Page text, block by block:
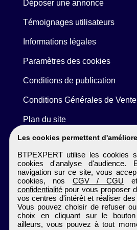
Les cookies permettent
BTPEXPERT utilise les cookies
cookies d'analyse d'audience.
navigation sur ce site, vous
cookies, nos CGV / CGU
confidentialitépour vous proposer
vos centres d'intérêt et réaliser
Vous pouvez choisir de refuser
choix en cliquant sur le bouton
ailleurs, vous pouvez à tout
Déposer une annonce
Témoignages utilisateurs
Informations légales
Paramètres des cookies
Conditions de publication
Conditions Générales de Vente
Plan du site